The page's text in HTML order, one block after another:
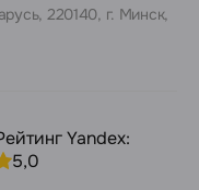
220140, г. Минск,
Yandex:
5,0